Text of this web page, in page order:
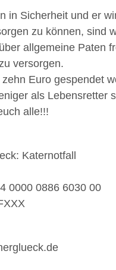
in Sicherheit und er
zu können, sind
allgemeine Paten
versorgen.
Euro gespendet
als Lebensretter
alle!!!
Katernotfall
0000 0886 6030 00